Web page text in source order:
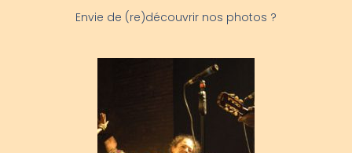
Envie de (re)découvrir nos photos ?